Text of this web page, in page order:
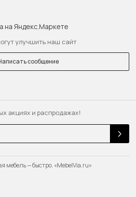
акциях и распродажах!
улучшить наш сайт
сообщение
мебель — быстро. «MebelVia.ru»